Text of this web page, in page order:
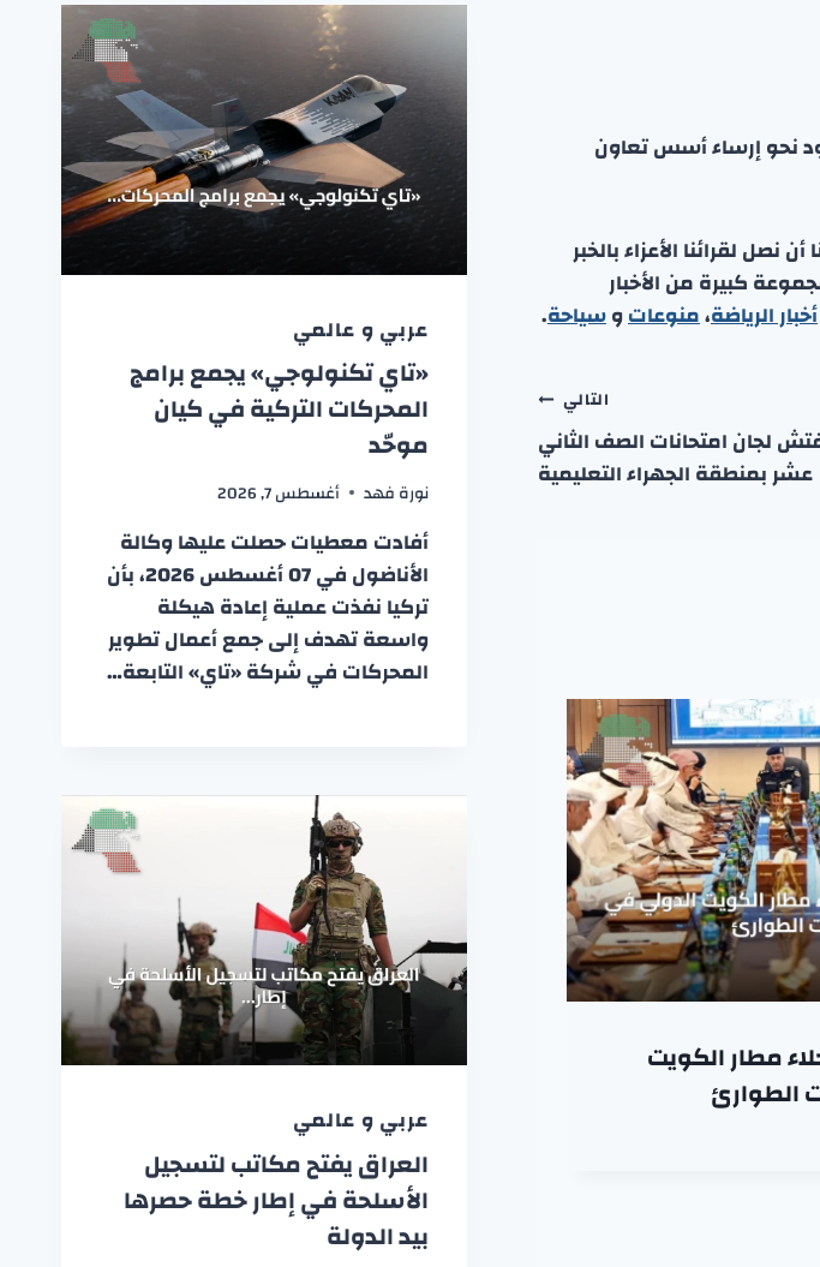
نحو إرساء أسس تعاون
لقرائنا الأعزاء بالخبر
كبيرة من الأخبار
أخبار الرياضة،منوعاتوسياحة.
التالي
لجان امتحانات الصف الثاني
عشر بمنطقة الجهراء التعليمية
مطار الكويت
الطوارئ
عربي و عالمي
«تاي تكنولوجي» يجمع برامج
المحركات التركية في كيان
موحّد
نورة فهد أغسطس 7, 2026
أفادت معطيات حصلت عليها وكالة
الأناضول في 07 أغسطس 2026، بأن
تركيا نفذت عملية إعادة هيكلة
واسعة تهدف إلى جمع أعمال تطوير
المحركات في شركة «تاي» التابعة…
عربي و عالمي
العراق يفتح مكاتب لتسجيل
الأسلحة في إطار خطة حصرها
بيد الدولة